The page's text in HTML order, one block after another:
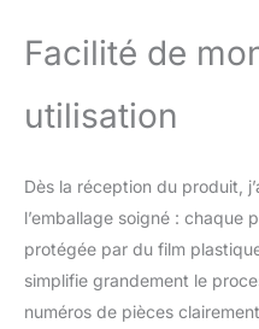
supporter des poids
Banc musculation
des progrès pour
permet des
papillon et
% des parties du
exercées
developper coucher
plusieurs modes
Facilité de
utilisation
Dès la réception du produit,
l’emballage soigné : chaque
protégée par du film
simplifie grandement le
numéros de pièces